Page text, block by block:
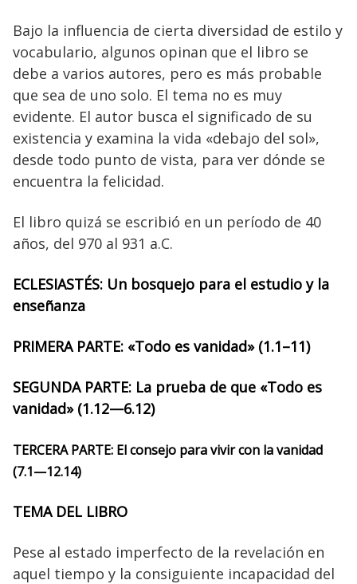
Bajo la influencia de cierta diversidad de estilo y
vocabulario, algunos opinan que el libro se
debe a varios autores, pero es más probable
que sea de uno solo. El tema no es muy
evidente. El autor busca el significado de su
existencia y examina la vida «debajo del sol»,
desde todo punto de vista, para ver dónde se
encuentra la felicidad.
El libro quizá se escribió en un período de 40
años, del 970 al 931 a.C.
ECLESIASTÉS: Un bosquejo para el estudio y la
enseñanza
PRIMERA PARTE: «Todo es vanidad» (1.1–11)
SEGUNDA PARTE: La prueba de que «Todo es
vanidad» (1.12—6.12)
TERCERA PARTE: El consejo para vivir con la vanidad
(7.1—12.14)
TEMA DEL LIBRO
Pese al estado imperfecto de la revelación en
aquel tiempo y la consiguiente incapacidad del